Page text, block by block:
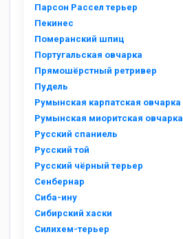
Парсон Рассел терьер
Пекинес
Померанский шпиц
Португальская овчарка
Прямошёрстный ретривер
Пудель
Румынская карпатская овчарка
Румынская миоритская овчарка
Русский спаниель
Русский той
Русский чёрный терьер
Сенбернар
Сиба-ину
Сибирский хаски
Силихем-терьер